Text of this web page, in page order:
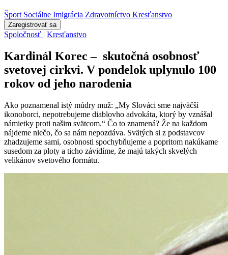
Šport Sociálne Imigrácia Zdravotníctvo Kresťanstvo
Zaregistrovať sa
Spoločnosť | Kresťanstvo
Kardinál Korec – skutočná osobnosť
svetovej cirkvi. V pondelok uplynulo 100
rokov od jeho narodenia
Ako poznamenal istý múdry muž: „My Slováci sme najväčší
ikonoborci, nepotrebujeme diablovho advokáta, ktorý by vznášal
námietky proti našim svätcom.“ Čo to znamená? Že na každom
nájdeme niečo, čo sa nám nepozdáva. Svätých si z podstavcov
zhadzujeme sami, osobnosti spochybňujeme a popritom nakúkame
susedom za ploty a ticho závidíme, že majú takých skvelých
velikánov svetového formátu.